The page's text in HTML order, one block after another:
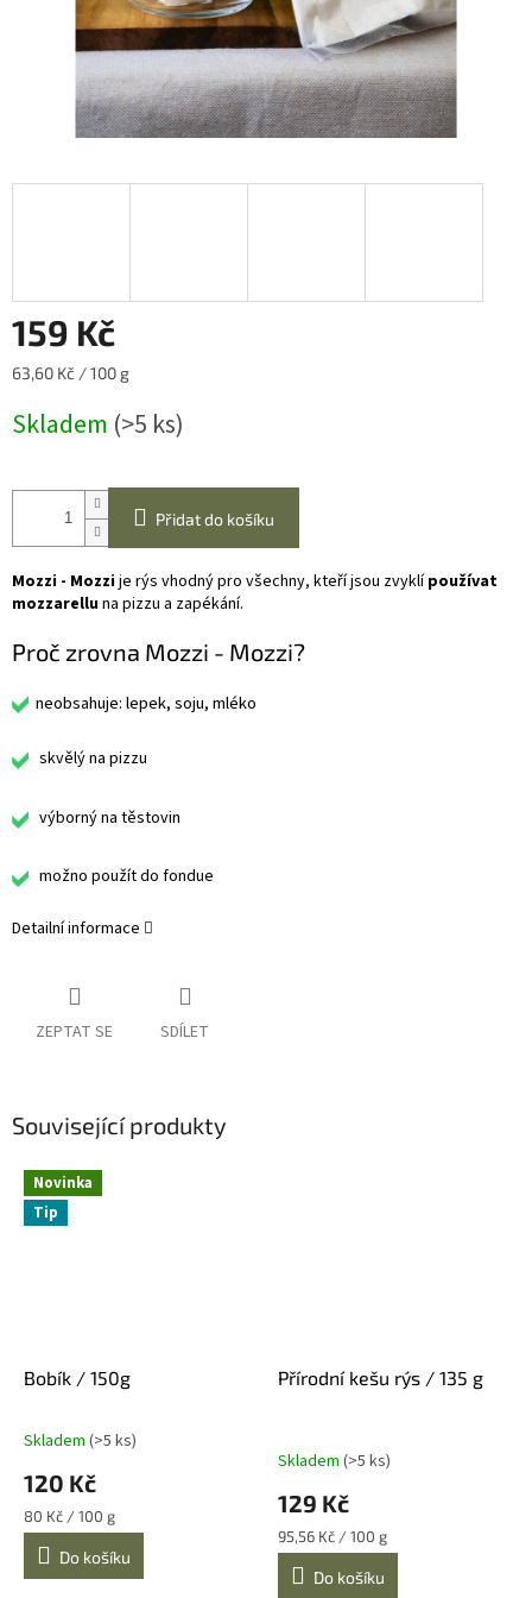
159 Kč
Měrná
63,60 Kč / 100 g
Skladem (>5 ks)
Přidat do košíku
Mozzi - Mozzije rýs vhodný pro všechny, kteří jsou zvyklípoužívat
mozzarelluna pizzu a zapékání.
Proč zrovna Mozzi - Mozzi?
neobsahuje: lepek, soju, mléko
skvělý na pizzu
výborný na těstovin
možno použít do fondue
Detailní informace
ZEPTAT SE SDÍLET
Související produkty
Novinka
Tip
Bobík / 150g
Průměrné
produktu
je
5,0
5
Skladem (>5 ks)
120 Kč
Měrná
cena:
80 Kč / 100 g
Do košíku
Přírodní kešu rýs / 135 g
Skladem (>5 ks)
129 Kč
Měrná
cena:
95,56 Kč / 100 g
Do košíku